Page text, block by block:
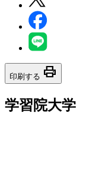
印刷する print
学習院大学